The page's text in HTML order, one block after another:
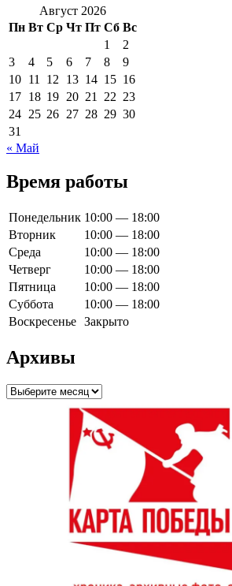
Август 2026
Пн Вт Ср Чт Пт Сб Вс
1
2
3
4 5 6 7 8
9
10 11 12 13 14 15 16
17 18 19 20 21 22 23
24 25 26 27 28 29 30
31
« Май
Время работы
Понедельник 10:00 — 18:00
Вторник
10:00 — 18:00
Среда
10:00 — 18:00
Четверг
10:00 — 18:00
Пятница
10:00 — 18:00
Суббота
10:00 — 18:00
Воскресенье Закрыто
Архивы
Архивы